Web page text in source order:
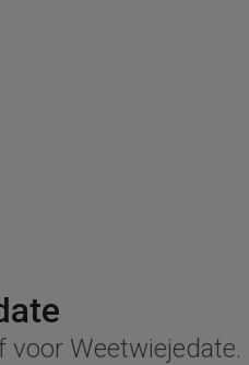
voor Weetwiejedate.